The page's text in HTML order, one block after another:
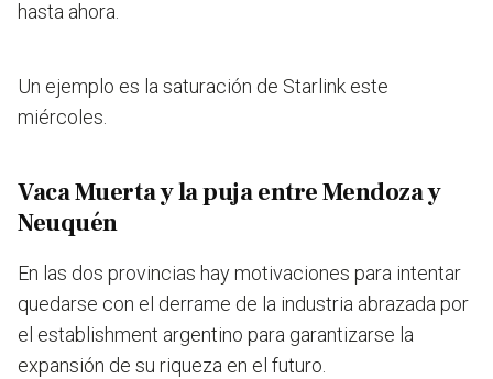
hasta ahora.
Un ejemplo es la saturación de Starlink este
miércoles.
Vaca Muerta y la puja entre Mendoza y
Neuquén
En las dos provincias hay motivaciones para intentar
quedarse con el derrame de la industria abrazada por
el establishment argentino para garantizarse la
expansión de su riqueza en el futuro.